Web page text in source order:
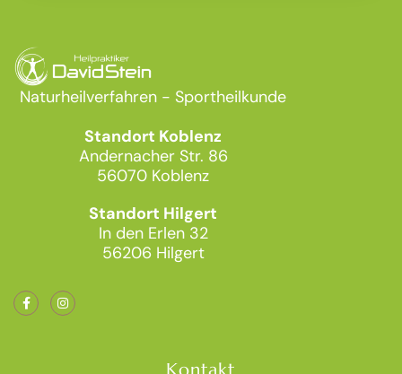
Naturheilverfahren - Sportheilkunde
Standort Koblenz
Andernacher Str. 86
56070 Koblenz
Standort Hilgert
In den Erlen 32
56206 Hilgert